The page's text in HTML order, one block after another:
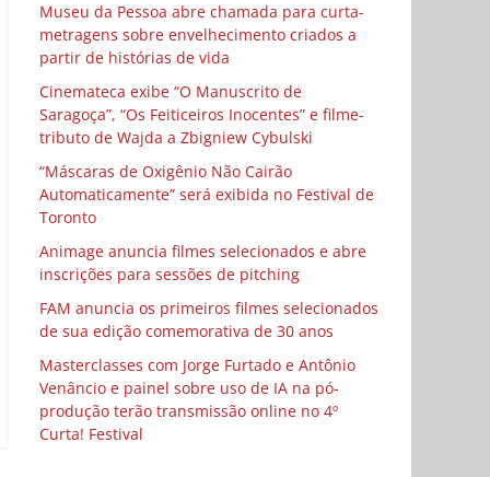
Museu da Pessoa abre chamada para curta-
metragens sobre envelhecimento criados a
partir de histórias de vida
Cinemateca exibe “O Manuscrito de
Saragoça”, “Os Feiticeiros Inocentes” e filme-
tributo de Wajda a Zbigniew Cybulski
“Máscaras de Oxigênio Não Cairão
Automaticamente” será exibida no Festival de
Toronto
Animage anuncia filmes selecionados e abre
inscrições para sessões de pitching
FAM anuncia os primeiros filmes selecionados
de sua edição comemorativa de 30 anos
Masterclasses com Jorge Furtado e Antônio
Venâncio e painel sobre uso de IA na pó-
produção terão transmissão online no 4º
Curta! Festival